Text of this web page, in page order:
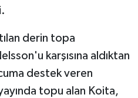
derin topa
karşısına aldıktan
destek veren
topu alan Koita,